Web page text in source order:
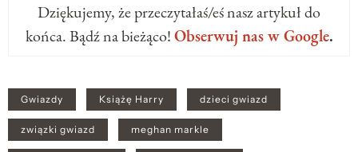
Dziękujemy, że przeczytałaś/eś nasz artykuł do
końca. Bądź na bieżąco!Obserwuj nas w Google.
Gwiazdy Książę Harry dzieci gwiazd
związki gwiazd meghan markle